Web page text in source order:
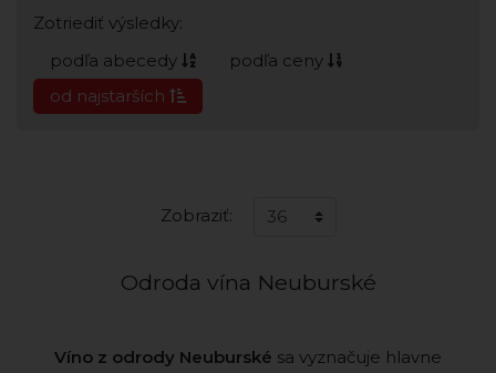
Zotriediť výsledky:
podľa abecedy
podľa ceny
od najstarších
Zobraziť:
Odroda vína Neuburské
Víno z odrody Neuburské sa vyznačuje hlavne